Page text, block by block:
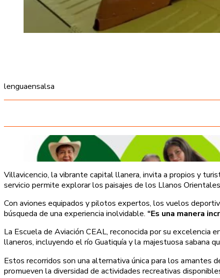
lenguaensalsa
Villavicencio, la vibrante capital llanera, invita a propios y
servicio permite explorar los paisajes de los Llanos
Con aviones equipados y pilotos expertos, los vuelos
búsqueda de una experiencia inolvidable. “Es una manera
La Escuela de Aviación CEAL, reconocida por su excelencia
llaneros, incluyendo el río Guatiquía y la majestuosa sabana
Estos recorridos son una alternativa única para los amantes
promueven la diversidad de actividades recreativas